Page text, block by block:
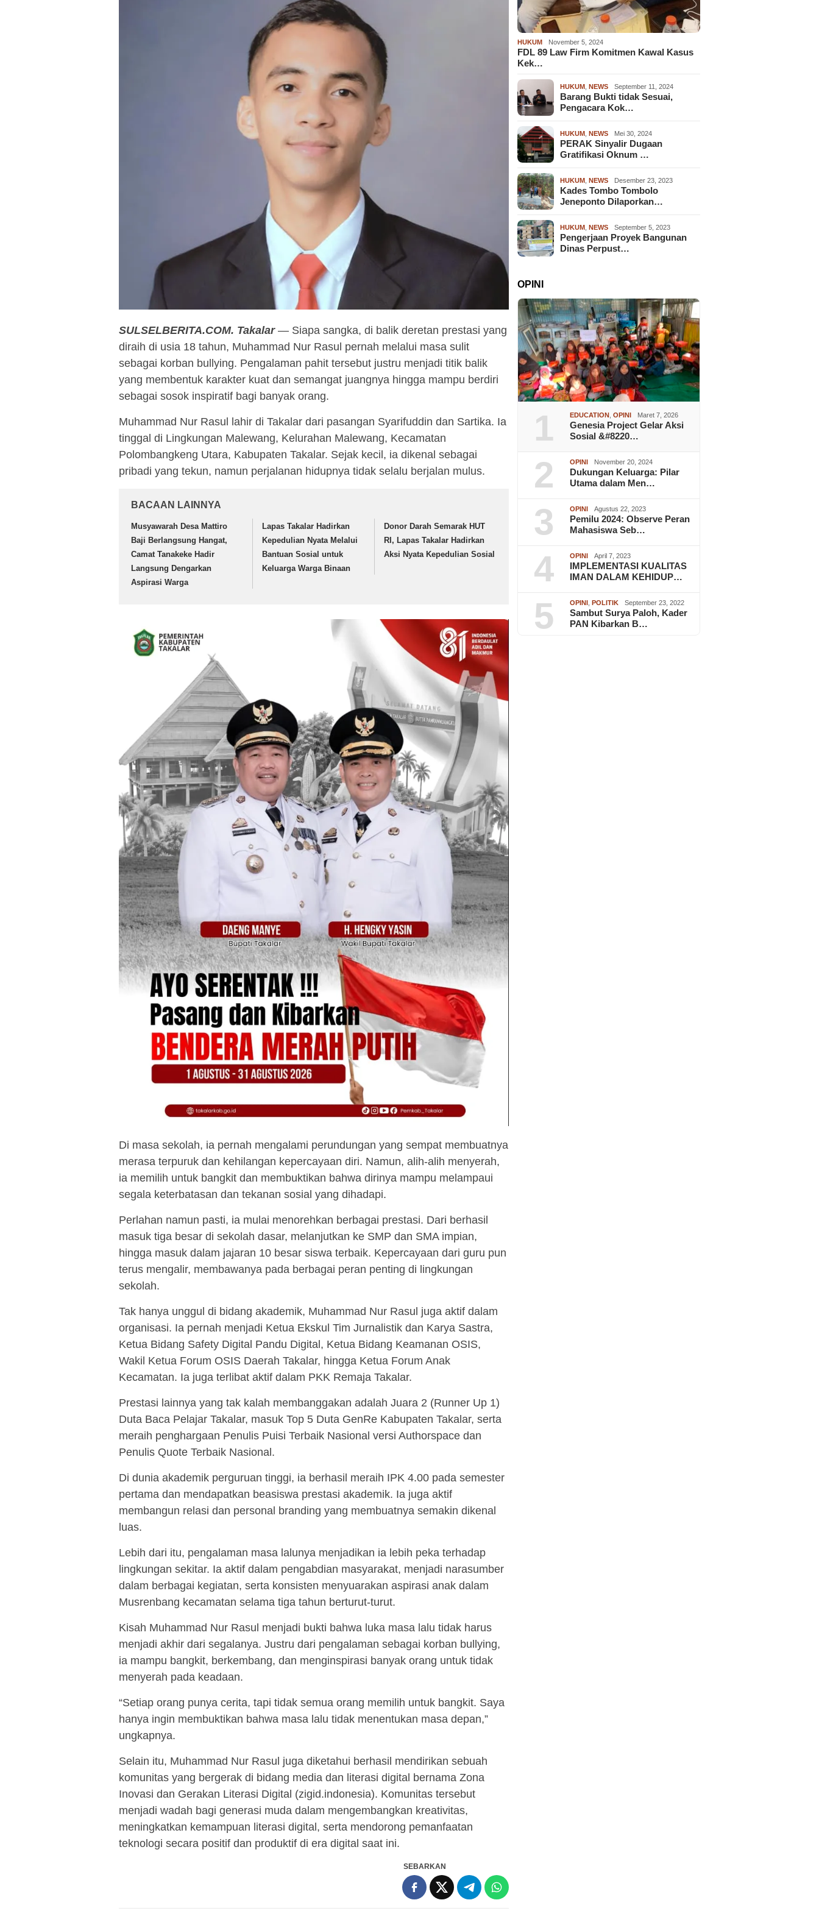
SULSELBERITA.COM. Takalar— Siapa sangka, di balik deretan prestasi yang
diraih di usia 18 tahun, Muhammad Nur Rasul pernah melalui masa sulit
sebagai korban bullying. Pengalaman pahit tersebut justru menjadi titik balik
yang membentuk karakter kuat dan semangat juangnya hingga mampu berdiri
sebagai sosok inspiratif bagi banyak orang.
Muhammad Nur Rasul lahir di Takalar dari pasangan Syarifuddin dan Sartika. Ia
tinggal di Lingkungan Malewang, Kelurahan Malewang, Kecamatan
Polombangkeng Utara, Kabupaten Takalar. Sejak kecil, ia dikenal sebagai
pribadi yang tekun, namun perjalanan hidupnya tidak selalu berjalan mulus.
BACAAN LAINNYA
Musyawarah Desa Mattiro
Baji Berlangsung Hangat,
Camat Tanakeke Hadir
Langsung Dengarkan
Aspirasi Warga
Lapas Takalar Hadirkan
Kepedulian Nyata Melalui
Bantuan Sosial untuk
Keluarga Warga Binaan
Donor Darah Semarak HUT
RI, Lapas Takalar Hadirkan
Aksi Nyata Kepedulian Sosial
Di masa sekolah, ia pernah mengalami perundungan yang sempat membuatnya
merasa terpuruk dan kehilangan kepercayaan diri. Namun, alih-alih menyerah,
ia memilih untuk bangkit dan membuktikan bahwa dirinya mampu melampaui
segala keterbatasan dan tekanan sosial yang dihadapi.
Perlahan namun pasti, ia mulai menorehkan berbagai prestasi. Dari berhasil
masuk tiga besar di sekolah dasar, melanjutkan ke SMP dan SMA impian,
hingga masuk dalam jajaran 10 besar siswa terbaik. Kepercayaan dari guru pun
terus mengalir, membawanya pada berbagai peran penting di lingkungan
sekolah.
Tak hanya unggul di bidang akademik, Muhammad Nur Rasul juga aktif dalam
organisasi. Ia pernah menjadi Ketua Ekskul Tim Jurnalistik dan Karya Sastra,
Ketua Bidang Safety Digital Pandu Digital, Ketua Bidang Keamanan OSIS,
Wakil Ketua Forum OSIS Daerah Takalar, hingga Ketua Forum Anak
Kecamatan. Ia juga terlibat aktif dalam PKK Remaja Takalar.
Prestasi lainnya yang tak kalah membanggakan adalah Juara 2 (Runner Up 1)
Duta Baca Pelajar Takalar, masuk Top 5 Duta GenRe Kabupaten Takalar, serta
meraih penghargaan Penulis Puisi Terbaik Nasional versi Authorspace dan
Penulis Quote Terbaik Nasional.
Di dunia akademik perguruan tinggi, ia berhasil meraih IPK 4.00 pada semester
pertama dan mendapatkan beasiswa prestasi akademik. Ia juga aktif
membangun relasi dan personal branding yang membuatnya semakin dikenal
luas.
Lebih dari itu, pengalaman masa lalunya menjadikan ia lebih peka terhadap
lingkungan sekitar. Ia aktif dalam pengabdian masyarakat, menjadi narasumber
dalam berbagai kegiatan, serta konsisten menyuarakan aspirasi anak dalam
Musrenbang kecamatan selama tiga tahun berturut-turut.
Kisah Muhammad Nur Rasul menjadi bukti bahwa luka masa lalu tidak harus
menjadi akhir dari segalanya. Justru dari pengalaman sebagai korban bullying,
ia mampu bangkit, berkembang, dan menginspirasi banyak orang untuk tidak
menyerah pada keadaan.
“Setiap orang punya cerita, tapi tidak semua orang memilih untuk bangkit. Saya
hanya ingin membuktikan bahwa masa lalu tidak menentukan masa depan,”
ungkapnya.
Selain itu, Muhammad Nur Rasul juga diketahui berhasil mendirikan sebuah
komunitas yang bergerak di bidang media dan literasi digital bernama Zona
Inovasi dan Gerakan Literasi Digital (zigid.indonesia). Komunitas tersebut
menjadi wadah bagi generasi muda dalam mengembangkan kreativitas,
meningkatkan kemampuan literasi digital, serta mendorong pemanfaatan
teknologi secara positif dan produktif di era digital saat ini.
SEBARKAN
HUKUM November 5, 2024
FDL 89 Law Firm Komitmen Kawal Kasus
Kek…
HUKUM ,NEWS September 11, 2024
Barang Bukti tidak Sesuai,
Pengacara Kok…
HUKUM ,NEWS Mei 30, 2024
PERAK Sinyalir Dugaan
Gratifikasi Oknum …
HUKUM ,NEWS Desember 23, 2023
Kades Tombo Tombolo
Jeneponto Dilaporkan…
HUKUM ,NEWS September 5, 2023
Pengerjaan Proyek Bangunan
Dinas Perpust…
OPINI
1 EDUCATION ,OPINI Maret 7, 2026
Genesia Project Gelar Aksi
Sosial &#8220…
2 OPINI November 20, 2024
Dukungan Keluarga: Pilar
Utama dalam Men…
3 OPINI Agustus 22, 2023
Pemilu 2024: Observe Peran
Mahasiswa Seb…
4 OPINI April 7, 2023
IMPLEMENTASI KUALITAS
IMAN DALAM KEHIDUP…
5 OPINI , POLITIK September 23, 2022
Sambut Surya Paloh, Kader
PAN Kibarkan B…